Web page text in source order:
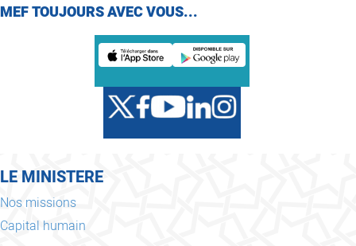
MEF TOUJOURS AVEC VOUS...
LE MINISTERE
Nos missions
Capital humain